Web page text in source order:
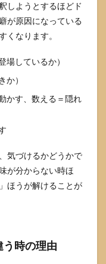
しようとするほどド
が原因になっている
くなります。
場しているか）
か）
かす、数える＝隠れ
気づけるかどうかで
が分からない時ほ
ほうが解けることが
う時の理由